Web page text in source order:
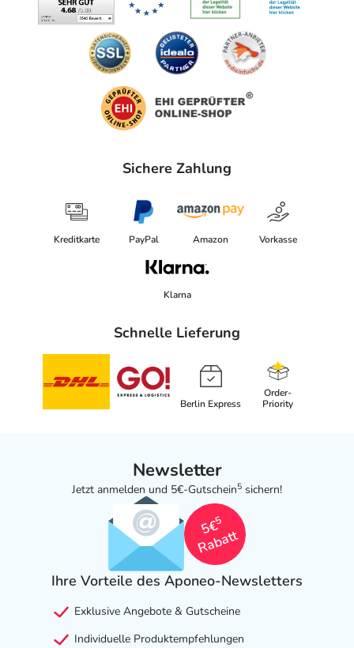
Sichere Zahlung
Kreditkarte PayPal Amazon Vorkasse
Klarna
Schnelle Lieferung
Berlin Express
Order-
Priority
Newsletter
Jetzt anmelden und 5€-Gutschein5 sichern!
5€
5
Rabatt
Ihre Vorteile des Aponeo-Newsletters
Exklusive Angebote & Gutscheine
Individuelle Produktempfehlungen